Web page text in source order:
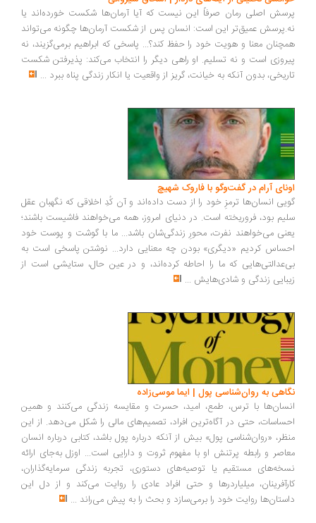
اصلی رمان صرفاً این نیست که آیا آرمان‌ها شکست خورده‌اند یا
عمیق‌تر این است: انسان پس از شکست آرمان‌ها چگونه می‌تواند
معنا و هویت خود را حفظ کند؟... پاسخی که ابراهیم برمی‌گزیند، نه
است و نه تسلیم. او راهی دیگر را انتخاب می‌کند: پذیرفتن شکست
بدون آنکه به خیانت، گریز از واقعیت یا انکار زندگی پناه ببرد...
آرام در گفت‌وگو با فاروک شهیچ‭
انسان‌ها ترمزِ خود را از دست داده‌اند و آن کُدِ اخلاقی که نگهبان عقل
بود، فروریخته است. در دنیای امروز، همه می‌خواهند فاشیست باشند؛
می‌خواهند نفرت، محورِ زندگی‌شان باشد... ما با گوشت و پوست خود
کردیم «دیگری» بودن چه معنایی دارد... نوشتن پاسخی است به
که ما را احاطه کرده‌اند، و در عین حال، ستایشی است از
زندگی و شادی‌هایش...
به روان‌شناسی پول | ایما موسی‌زاده
با ترس، طمع، امید، حسرت و مقایسه زندگی می‌کنند و همین
حتی در آگاه‌ترین افراد، تصمیم‌های مالی را شکل می‌دهد. از این
«روان‌شناسی پول» بیش از آنکه درباره پول باشد، کتابی درباره انسان
و رابطه پرتنش او با مفهوم ثروت و دارایی است... اوزل به‌جای ارائه
مستقیم یا توصیه‌های دستوری، تجربه زندگی سرمایه‌گذاران،
میلیاردرها و حتی افراد عادی را روایت می‌کند و از دل این
روایت خود را برمی‌سازد و بحث را به پیش می‌راند ...